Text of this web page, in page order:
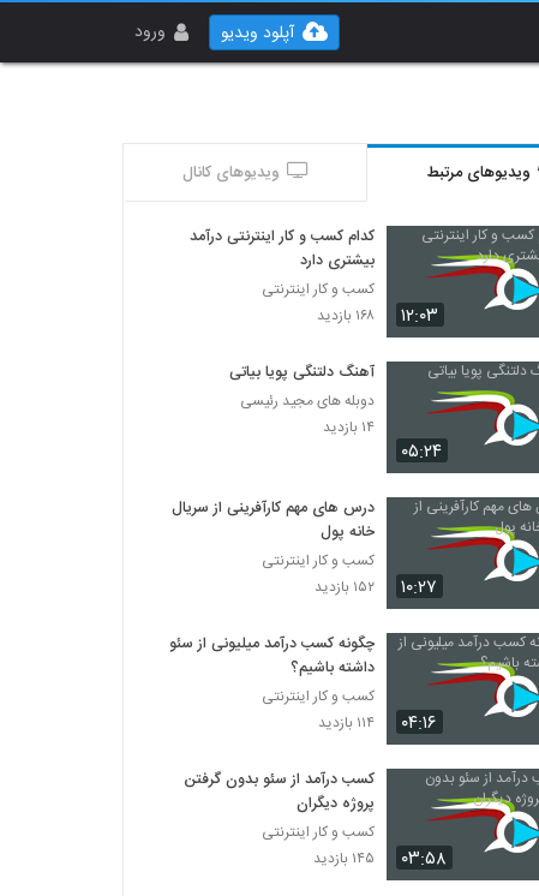
ورود آپلود ویدیو
ویدیوهای مرتبط ویدیوهای کانال
۱۲:۰۳
کدام کسب و کار اینترنتی درآمد
بیشتری دارد
کسب و کار اینترنتی
۱۶۸ بازدید
۰۵:۲۴
آهنگ دلتنگی پویا بیاتی
دوبله های مجید رئیسی
۱۴ بازدید
۱۰:۲۷
درس های مهم کارآفرینی از سریال
خانه پول
کسب و کار اینترنتی
۱۵۲ بازدید
۰۴:۱۶
چگونه کسب درآمد میلیونی از سئو
داشته باشیم؟
کسب و کار اینترنتی
۱۱۴ بازدید
۰۳:۵۸
کسب درآمد از سئو بدون گرفتن
پروژه دیگران
کسب و کار اینترنتی
۱۴۵ بازدید